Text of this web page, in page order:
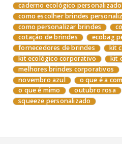
caderno ecológico personalizado
como escolher brindes
como personalizar brindes
cotação de brindes
ecobag
fornecedores de brindes
kit
kit ecológico corporativo
kit
melhores brindes corporativos
novembro azul
o que é a
o que é mimo
outubro rosa
squeeze personalizado